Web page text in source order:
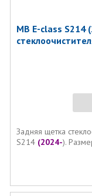
MB E-class S214
Задняя щетка
S214 (2024-).